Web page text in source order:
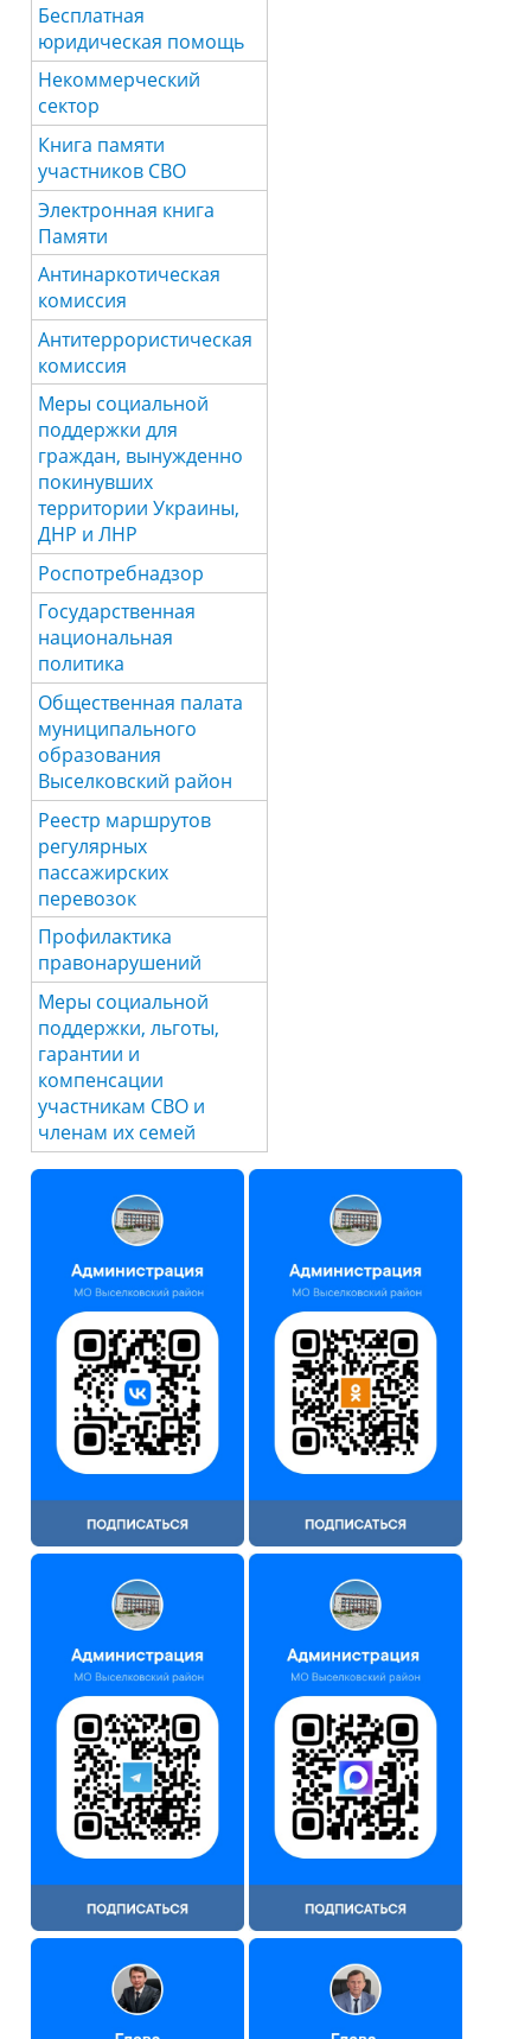
Бесплатная
юридическая помощь
Некоммерческий
сектор
Книга памяти
участников СВО
Электронная книга
Памяти
Антинаркотическая
комиссия
Антитеррористическая
комиссия
Меры социальной
поддержки для
граждан, вынужденно
покинувших
территории Украины,
ДНР и ЛНР
Роспотребнадзор
Государственная
национальная
политика
Общественная палата
муниципального
образования
Выселковский район
Реестр маршрутов
регулярных
пассажирских
перевозок
Профилактика
правонарушений
Меры социальной
поддержки, льготы,
гарантии и
компенсации
участникам СВО и
членам их семей